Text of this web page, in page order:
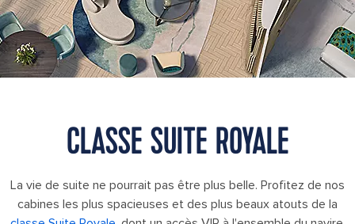
CLASSE SUITE ROYALE
La vie de suite ne pourrait pas être plus belle. Profitez de nos
cabines les plus spacieuses et des plus beaux atouts de la